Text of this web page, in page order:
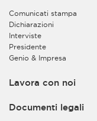
migliorare così il
imprese, anche
delle esigenze
Inoltre, sia al fine
sia al fine di
alle informazioni
Comunicati stampa
Dichiarazioni
Interviste
Presidente
Genio & Impresa
Lavora con noi
Documenti legali